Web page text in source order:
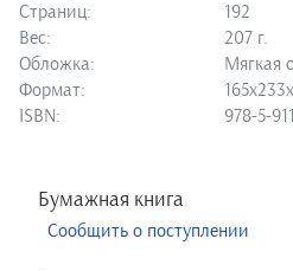
Страниц:
192
Вес:
207 г.
Обложка:
Мягкая
Формат:
ISBN:
978-5-
Бумажная книга
Сообщить о поступлении